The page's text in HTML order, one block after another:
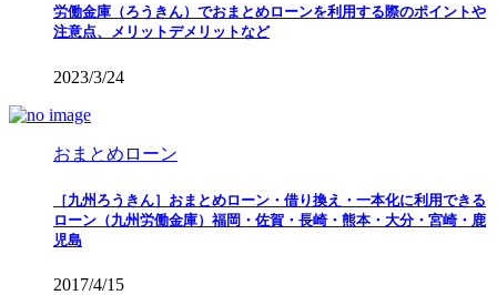
労働金庫（ろうきん）でおまとめローンを利用する際のポイントや
注意点、メリットデメリットなど
2023/3/24
おまとめローン
［九州ろうきん］おまとめローン・借り換え・一本化に利用できる
ローン（九州労働金庫）福岡・佐賀・長崎・熊本・大分・宮崎・鹿
児島
2017/4/15